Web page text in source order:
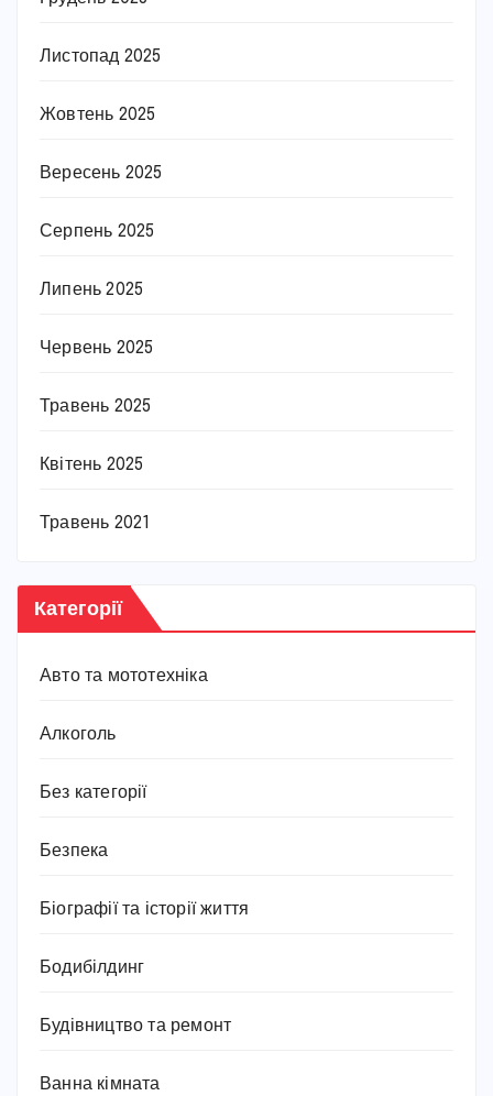
Листопад 2025
Жовтень 2025
Вересень 2025
Серпень 2025
Липень 2025
Червень 2025
Травень 2025
Квітень 2025
Травень 2021
Категорії
Авто та мототехніка
Алкоголь
Без категорії
Безпека
Біографії та історії життя
Бодибілдинг
Будівництво та ремонт
Ванна кімната